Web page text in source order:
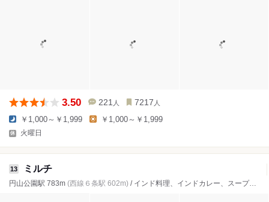
3.50 221 人 7217 人
￥1,000～￥1,999 ￥1,000～￥1,999
火曜日
13 ミルチ
円山公園駅 783m (西線６条駅 602m) / インド料理、インドカレー、スープカレー